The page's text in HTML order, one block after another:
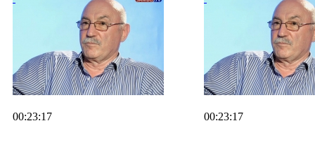
00:23:17 00:23:17